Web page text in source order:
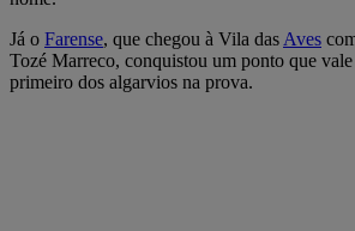
Já o Farense, que chegou à Vila das Aves
Tozé Marreco, conquistou um ponto que
primeiro dos algarvios na prova.